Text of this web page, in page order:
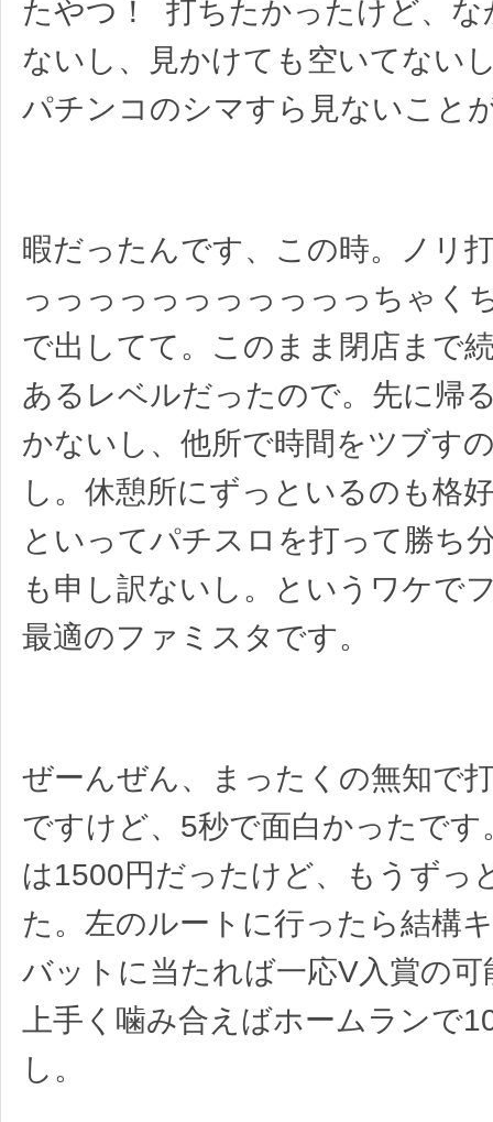
たやつ！ 打ちたかったけど、な
ないし、見かけても空いてない
パチンコのシマすら見ないこと
暇だったんです、この時。ノリ
っっっっっっっっっっっちゃく
で出してて。このまま閉店まで
あるレベルだったので。先に帰
かないし、他所で時間をツブす
し。休憩所にずっといるのも格
といってパチスロを打って勝ち
も申し訳ないし。というワケで
最適のファミスタです。
ぜーんぜん、まったくの無知で
ですけど、5秒で面白かったです
は1500円だったけど、もうずっ
た。左のルートに行ったら結構
バットに当たれば一応V入賞の
上手く噛み合えばホームランで
し。